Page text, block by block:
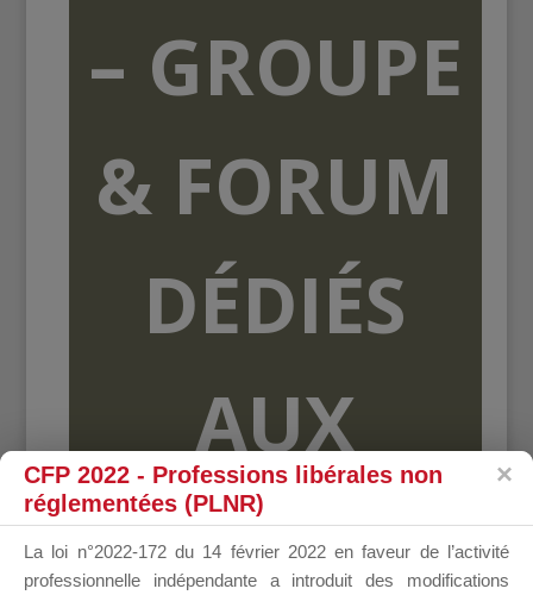
– GROUPE
& FORUM
DÉDIÉS
AUX
CFP 2022 - Professions libérales non
réglementées (PLNR)
La loi n°2022-172 du 14 février 2022 en faveur de l’activité
professionnelle indépendante a introduit des modifications